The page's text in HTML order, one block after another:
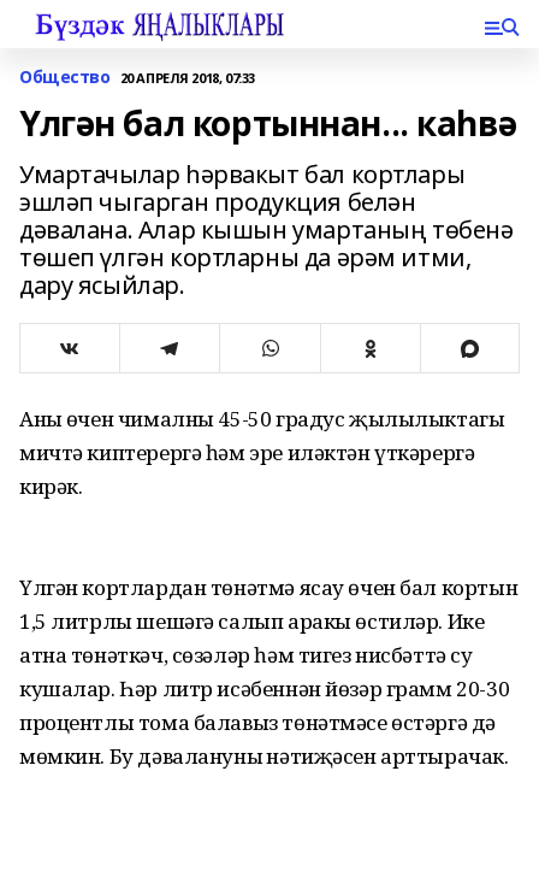
Общество 20 АПРЕЛЯ 2018, 07:33
Үлгән бал кортыннан... каһвә
Умартачылар һәрвакыт бал кортлары
эшләп чыгарган продукция белән
дәвалана. Алар кышын умартаның төбенә
төшеп үлгән кортларны да әрәм итми,
дару ясый­лар.
Аның өчен чималны 45-50 градус җылылыктагы
мичтә кип­терергә һәм эре иләктән үткәрергә
кирәк.
Үлгән кортлардан төнәтмә ясау өчен бал кортын
1,5 литрлы шешәгә салып аракы өстиләр. Ике
атна төнәткәч, сөзәләр һәм тигез нисбәттә су
кушалар. Һәр литр исәбеннән йөзәр грамм 20-30
процентлы тома балавыз төнәтмәсе өстәргә дә
мөмкин. Бу дәвалануның нәтиҗәсен арттырачак.